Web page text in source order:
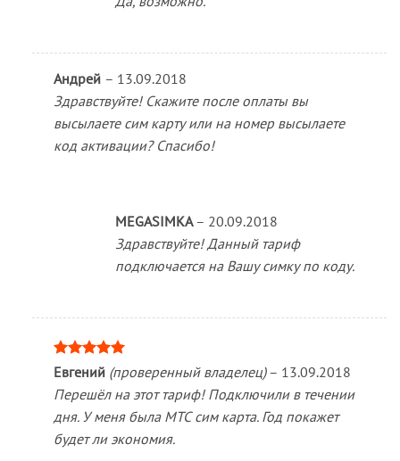
Андрей – 13.09.2018
Здравствуйте! Скажите после оплаты вы
высылаете сим карту или на номер высылаете
код активации? Спасибо!
MEGASIMKA – 20.09.2018
Здравствуйте! Данный тариф
подключается на Вашу симку по коду.
Оценка 5
Евгений (проверенный владелец) – 13.09.2018
Перешёл на этот тариф! Подключили в течении
дня. У меня была МТС сим карта. Год покажет
будет ли экономия.